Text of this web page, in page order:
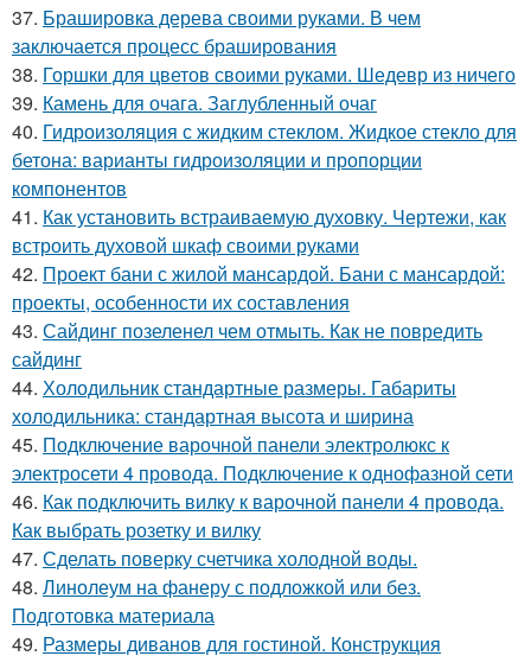
37. Брашировка дерева своими руками. В чем
заключается процесс браширования
38. Горшки для цветов своими руками. Шедевр из ничего
39. Камень для очага. Заглубленный очаг
40. Гидроизоляция с жидким стеклом. Жидкое стекло для
бетона: варианты гидроизоляции и пропорции
компонентов
41. Как установить встраиваемую духовку. Чертежи, как
встроить духовой шкаф своими руками
42. Проект бани с жилой мансардой. Бани с мансардой:
проекты, особенности их составления
43. Сайдинг позеленел чем отмыть. Как не повредить
сайдинг
44. Холодильник стандартные размеры. Габариты
холодильника: стандартная высота и ширина
45. Подключение варочной панели электролюкс к
электросети 4 провода. Подключение к однофазной сети
46. Как подключить вилку к варочной панели 4 провода.
Как выбрать розетку и вилку
47. Сделать поверку счетчика холодной воды.
48. Линолеум на фанеру с подложкой или без.
Подготовка материала
49. Размеры диванов для гостиной. Конструкция